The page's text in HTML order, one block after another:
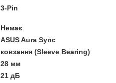
3-Pin
Немає
ASUS Aura Sync
ковзання (Sleeve Bearing)
28 мм
21 дБ